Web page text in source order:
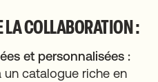
LA COLLABORATION :
et personnalisées :
un catalogue riche en